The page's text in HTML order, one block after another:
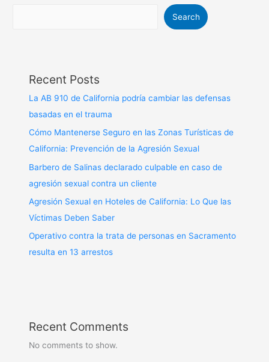
Search
Recent Posts
La AB 910 de California podría cambiar las defensas
basadas en el trauma
Cómo Mantenerse Seguro en las Zonas Turísticas de
California: Prevención de la Agresión Sexual
Barbero de Salinas declarado culpable en caso de
agresión sexual contra un cliente
Agresión Sexual en Hoteles de California: Lo Que las
Víctimas Deben Saber
Operativo contra la trata de personas en Sacramento
resulta en 13 arrestos
Recent Comments
No comments to show.